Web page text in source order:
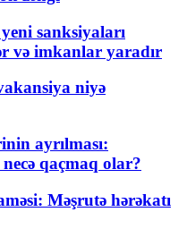
sanksiyaları
və imkanlar yaradır
niyə
ayrılması:
qaçmaq olar?
Məşrutə hərəkatı